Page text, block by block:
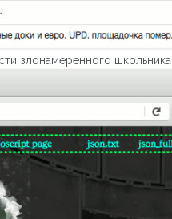
злонамеренного школьника